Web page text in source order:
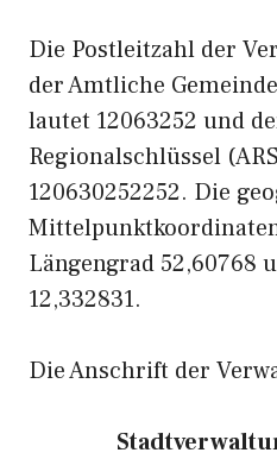
Die Postleitzahl der
der Amtliche
lautet 12063252 und
Regionalschlüssel
120630252252. Die
Längengrad 52,60768
12,332831.
Die Anschrift der